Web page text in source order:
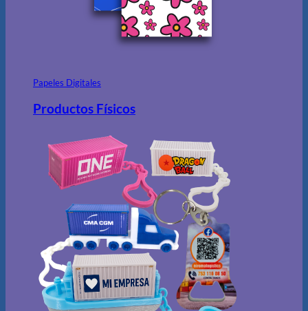
Papeles Digitales
Productos Físicos